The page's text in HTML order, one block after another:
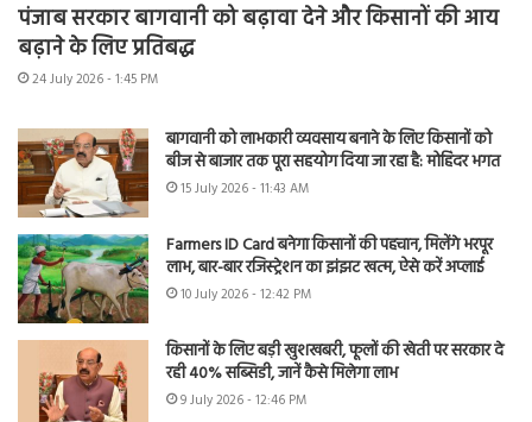
पंजाब सरकार बागवानी को बढ़ावा देने और किसानों की आय
बढ़ाने के लिए प्रतिबद्ध
24 July 2026 - 1:45 PM
बागवानी को लाभकारी व्यवसाय बनाने के लिए किसानों को
बीज से बाजार तक पूरा सहयोग दिया जा रहा है: मोहिंदर भगत
15 July 2026 - 11:43 AM
Farmers ID Card बनेगा किसानों की पहचान, मिलेंगे भरपूर
लाभ, बार-बार रजिस्ट्रेशन का झंझट खत्म, ऐसे करें अप्लाई
10 July 2026 - 12:42 PM
किसानों के लिए बड़ी खुशखबरी, फूलों की खेती पर सरकार दे
रही 40% सब्सिडी, जानें कैसे मिलेगा लाभ
9 July 2026 - 12:46 PM